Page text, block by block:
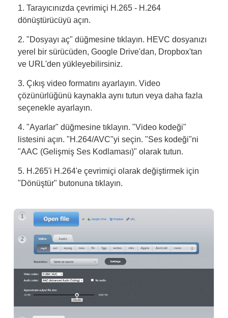
1. Tarayıcınızda çevrimiçi H.265 - H.264
dönüştürücüyü açın.
2. "Dosyayı aç" düğmesine tıklayın. HEVC dosyanızı
yerel bir sürücüden, Google Drive'dan, Dropbox'tan
ve URL'den yükleyebilirsiniz.
3. Çıkış video formatını ayarlayın. Video
çözünürlüğünü kaynakla aynı tutun veya daha fazla
seçenekle ayarlayın.
4. "Ayarlar" düğmesine tıklayın. "Video kodeği"
listesini açın. "H.264/AVC"yi seçin. "Ses kodeği"ni
"AAC (Gelişmiş Ses Kodlaması)" olarak tutun.
5. H.265'i H.264'e çevrimiçi olarak değiştirmek için
"Dönüştür" butonuna tıklayın.